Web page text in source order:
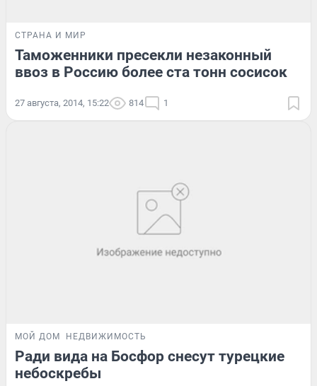
СТРАНА И МИР
Таможенники пресекли незаконный
ввоз в Россию более ста тонн сосисок
27 августа, 2014, 15:22 814 1
МОЙ ДОМ НЕДВИЖИМОСТЬ
Ради вида на Босфор снесут турецкие
небоскребы